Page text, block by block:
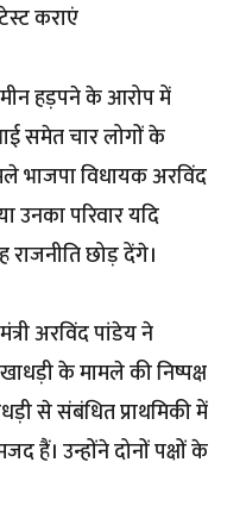
कराएं
हड़पने के आरोप में
समेत चार लोगों के
भाजपा विधायक अरविंद
उनका परिवार यदि
राजनीति छोड़ देंगे।
अरविंद पांडेय ने
के मामले की निष्पक्ष
से संबंधित प्राथमिकी में
हैं। उन्होंने दोनों पक्षों के